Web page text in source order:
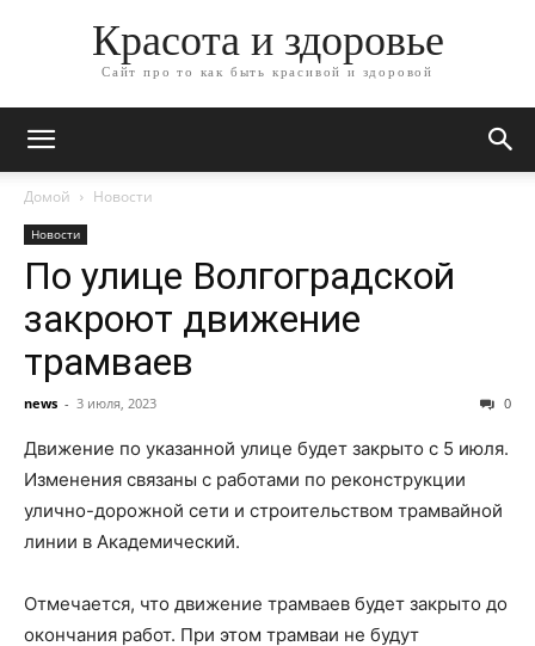
Красота и здоровье
Сайт про то как быть красивой и здоровой
Домой Новости
Новости
По улице Волгоградской
закроют движение
трамваев
news - 3 июля, 2023 0
Движение по указанной улице будет закрыто с 5 июля.
Изменения связаны с работами по реконструкции
улично-дорожной сети и строительством трамвайной
линии в Академический.
Отмечается, что движение трамваев будет закрыто до
окончания работ. При этом трамваи не будут